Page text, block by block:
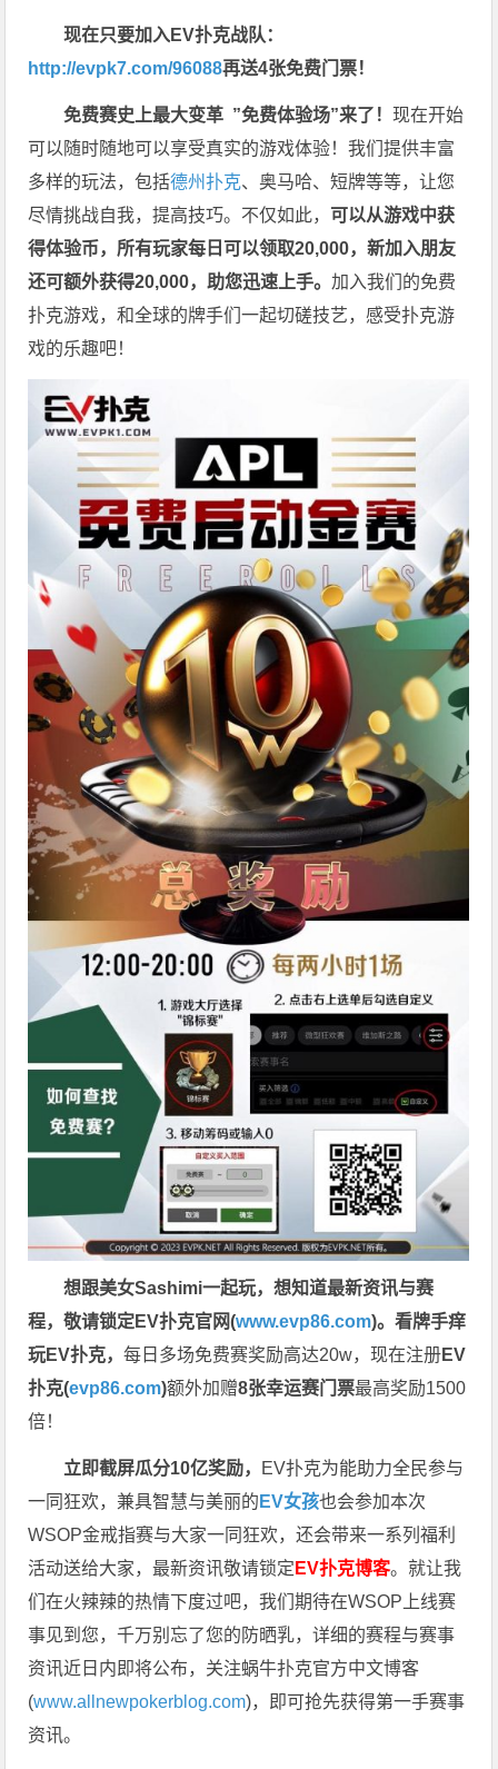
现在只要加入EV扑克战队：
http://evpk7.com/96088再送4张免费门票！
免费赛史上最大变革 ”免费体验场”来了！现在开始
可以随时随地可以享受真实的游戏体验！我们提供丰富
多样的玩法，包括德州扑克、奥马哈、短牌等等，让您
尽情挑战自我，提高技巧。不仅如此， 可以从游戏中获
得体验币，所有玩家每日可以领取20,000，新加入朋友
还可额外获得20,000，助您迅速上手。加入我们的免费
扑克游戏，和全球的牌手们一起切磋技艺，感受扑克游
戏的乐趣吧！
想跟美女Sashimi一起玩，想知道最新资讯与赛
程，敬请锁定EV扑克官网(www.evp86.com)。看牌手痒
玩EV扑克，每日多场免费赛奖励高达20w，现在注册EV
扑克(evp86.com)额外加赠8张幸运赛门票最高奖励1500
倍！
立即截屏瓜分10亿奖励， EV扑克为能助力全民参与
一同狂欢，兼具智慧与美丽的 EV女孩也会参加本次
WSOP金戒指赛与大家一同狂欢，还会带来一系列福利
活动送给大家，最新资讯敬请锁定 EV扑克博客。就让我
们在火辣辣的热情下度过吧，我们期待在WSOP上线赛
事见到您，千万别忘了您的防晒乳，详细的赛程与赛事
资讯近日内即将公布，关注蜗牛扑克官方中文博客
(www.allnewpokerblog.com)，即可抢先获得第一手赛事
资讯。